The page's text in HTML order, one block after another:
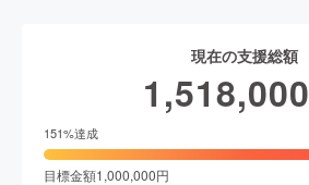
現在の支援総額
1,518,000
151%達成
目標金額1,000,000円